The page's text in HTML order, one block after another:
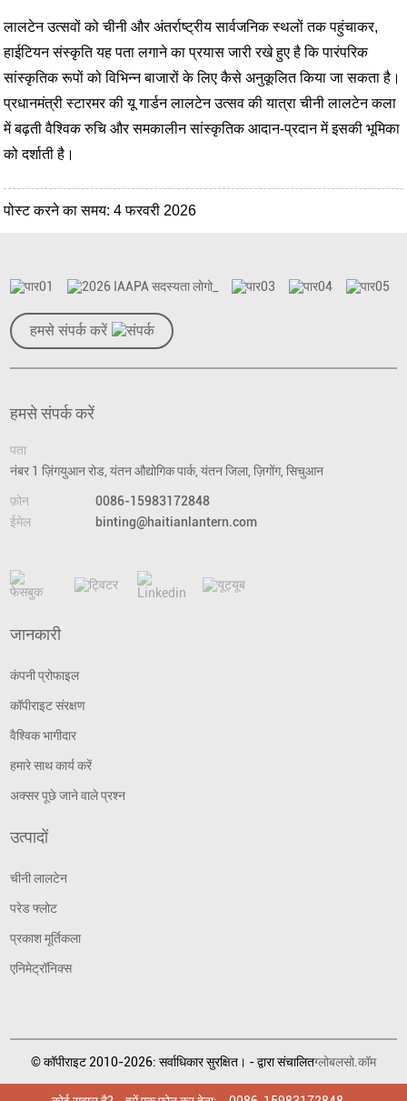
लालटेन उत्सवों को चीनी और अंतर्राष्ट्रीय सार्वजनिक स्थलों तक पहुंचाकर,
हाईटियन संस्कृति यह पता लगाने का प्रयास जारी रखे हुए है कि पारंपरिक
सांस्कृतिक रूपों को विभिन्न बाजारों के लिए कैसे अनुकूलित किया जा सकता है।
प्रधानमंत्री स्टारमर की यू गार्डन लालटेन उत्सव की यात्रा चीनी लालटेन कला
में बढ़ती वैश्विक रुचि और समकालीन सांस्कृतिक आदान-प्रदान में इसकी भूमिका
को दर्शाती है।
पोस्ट करने का समय: 4 फरवरी 2026
हमसे संपर्क करें
हमसे संपर्क करें
पता
नंबर 1 ज़िंगयुआन रोड, यंतन औद्योगिक पार्क, यंतन जिला, ज़िगोंग, सिचुआन
फ़ोन
0086-15983172848
ईमेल
binting@haitianlantern.com
जानकारी
कंपनी प्रोफाइल
कॉपीराइट संरक्षण
वैश्विक भागीदार
हमारे साथ कार्य करें
अक्सर पूछे जाने वाले प्रश्न
उत्पादों
चीनी लालटेन
परेड फ्लोट
प्रकाश मूर्तिकला
एनिमेट्रॉनिक्स
© कॉपीराइट 2010-2026: सर्वाधिकार सुरक्षित। - द्वारा संचालितग्लोबलसो.कॉम